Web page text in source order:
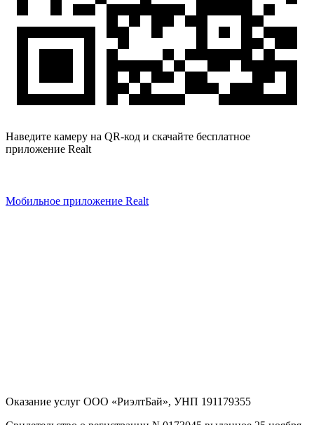
Наведите камеру на QR-код и скачайте бесплатное
приложение Realt
Мобильное приложение Realt
Оказание услуг ООО «РиэлтБай», УНП 191179355